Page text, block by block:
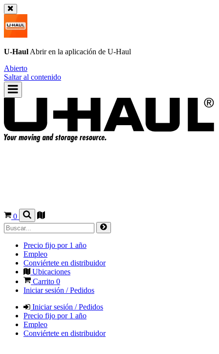
U-Haul Abrir en la aplicación de U-Haul
Abierto
Saltar al contenido
0
Precio fijo por 1 año
Empleo
Conviértete en distribuidor
Ubicaciones
Carrito 0
Iniciar sesión / Pedidos
Iniciar sesión / Pedidos
Precio fijo por 1 año
Empleo
Conviértete en distribuidor